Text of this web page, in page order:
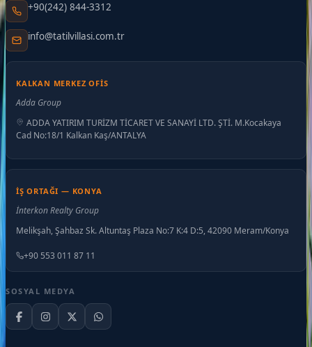
+90(242) 844-3312
info@tatilvillasi.com.tr
KALKAN MERKEZ OFIS
Adda Group
ADDA YATIRIM TURİZM TİCARET VE SANAYİ LTD. ŞTİ. M.Kocakaya
Cad No:18/1 Kalkan Kaş/ANTALYA
İŞ ORTAĞI — KONYA
İnterkon Realty Group
Melikşah, Şahbaz Sk. Altuntaş Plaza No:7 K:4 D:5, 42090 Meram/Konya
+90 553 011 87 11
SOSYAL MEDYA